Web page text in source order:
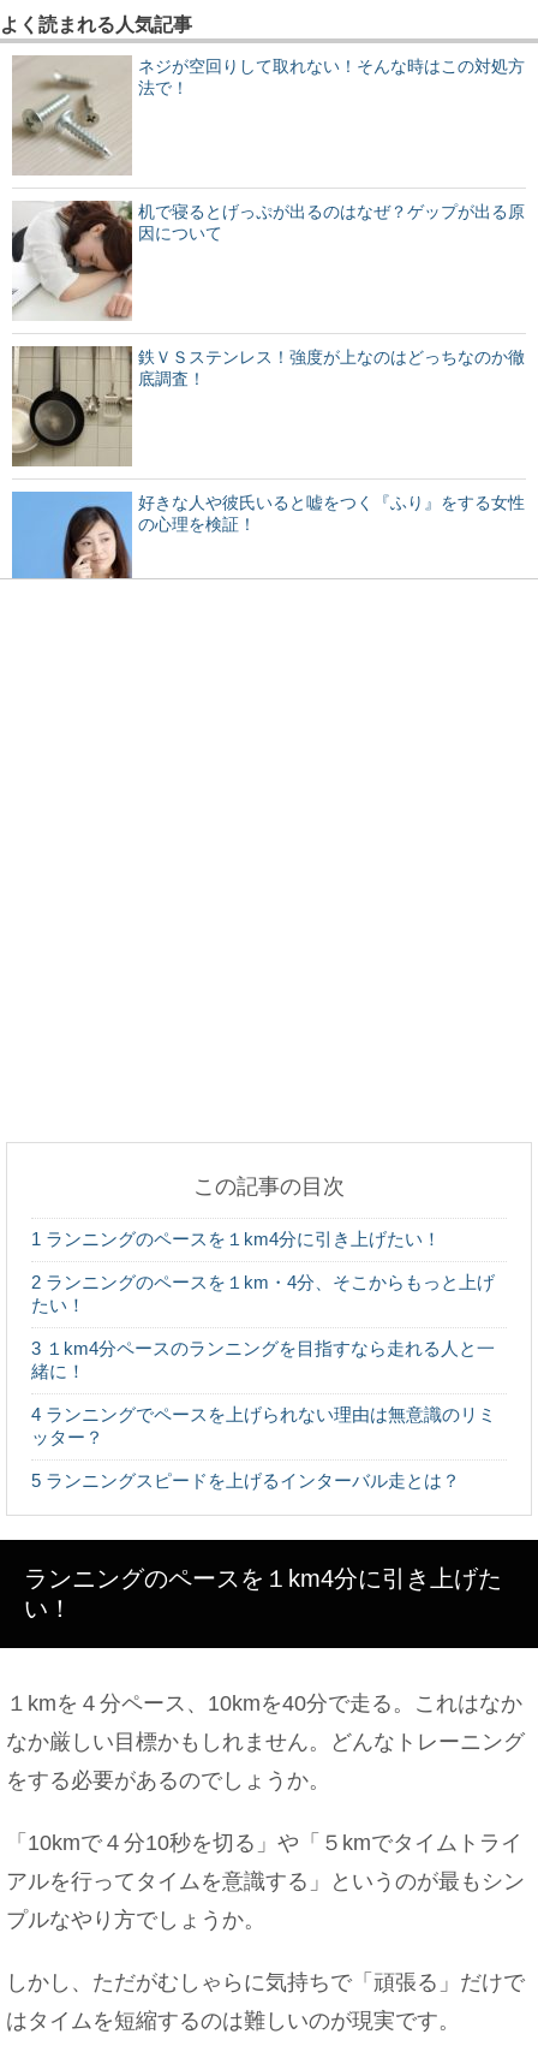
よく読まれる人気記事
ネジが空回りして取れない！そんな時はこの対処方
法で！
机で寝るとげっぷが出るのはなぜ？ゲップが出る原
因について
鉄ＶＳステンレス！強度が上なのはどっちなのか徹
底調査！
好きな人や彼氏いると嘘をつく『ふり』をする女性
の心理を検証！
玉ねぎを煮るとあの臭いはなくなる？その答えを教
えます！
こと
居酒屋のバイトなのに化粧はするべき？どこまで許
されるのか
くべき項目！
疑問を解決！
この記事の目次
1 ランニングのペースを１km4分に引き上げたい！
2 ランニングのペースを１km・4分、そこからもっと上げ
たい！
3 １km4分ペースのランニングを目指すなら走れる人と一
緒に！
4 ランニングでペースを上げられない理由は無意識のリミ
ッター？
5 ランニングスピードを上げるインターバル走とは？
ランニングのペースを１km4分に引き上げた
い！
１kmを４分ペース、10kmを40分で走る。これはなか
なか厳しい目標かもしれません。どんなトレーニング
をする必要があるのでしょうか。
「10kmで４分10秒を切る」や「５kmでタイムトライ
アルを行ってタイムを意識する」というのが最もシン
プルなやり方でしょうか。
しかし、ただがむしゃらに気持ちで「頑張る」だけで
はタイムを短縮するのは難しいのが現実です。